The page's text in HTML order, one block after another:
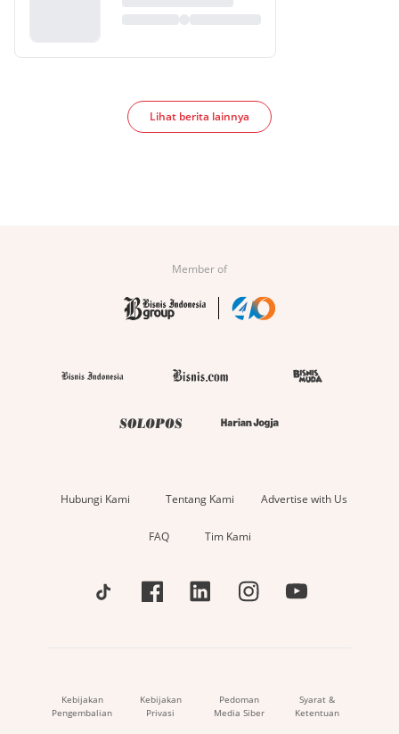
Lihat berita lainnya
Member of
Hubungi Kami Tentang Kami Advertise with Us
FAQ Tim Kami
Kebijakan
Pengembalian
Kebijakan
Privasi
Pedoman
Media Siber
Syarat &
Ketentuan